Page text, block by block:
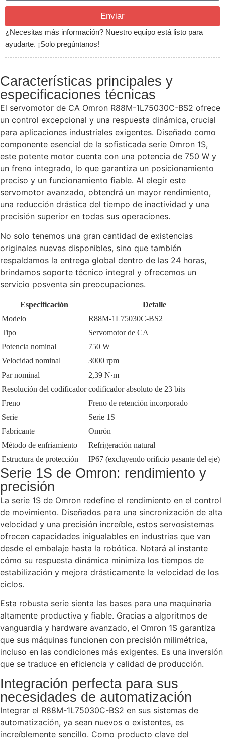
Enviar
¿Necesitas más información? Nuestro equipo está listo para
ayudarte. ¡Solo pregúntanos!
Características principales y
especificaciones técnicas
El servomotor de CA Omron R88M-1L75030C-BS2 ofrece
un control excepcional y una respuesta dinámica, crucial
para aplicaciones industriales exigentes. Diseñado como
componente esencial de la sofisticada serie Omron 1S,
este potente motor cuenta con una potencia de 750 W y
un freno integrado, lo que garantiza un posicionamiento
preciso y un funcionamiento fiable. Al elegir este
servomotor avanzado, obtendrá un mayor rendimiento,
una reducción drástica del tiempo de inactividad y una
precisión superior en todas sus operaciones.
No solo tenemos una gran cantidad de existencias
originales nuevas disponibles, sino que también
respaldamos la entrega global dentro de las 24 horas,
brindamos soporte técnico integral y ofrecemos un
servicio posventa sin preocupaciones.
Especificación
Detalle
Modelo
R88M-1L75030C-BS2
Tipo
Servomotor de CA
Potencia nominal
750 W
Velocidad nominal
3000 rpm
Par nominal
2,39 N·m
Resolución del codificador codificador absoluto de 23 bits
Freno
Freno de retención incorporado
Serie
Serie 1S
Fabricante
Omrón
Método de enfriamiento
Refrigeración natural
Estructura de protección
IP67 (excluyendo orificio pasante del eje)
Serie 1S de Omron: rendimiento y
precisión
La serie 1S de Omron redefine el rendimiento en el control
de movimiento. Diseñados para una sincronización de alta
velocidad y una precisión increíble, estos servosistemas
ofrecen capacidades inigualables en industrias que van
desde el embalaje hasta la robótica. Notará al instante
cómo su respuesta dinámica minimiza los tiempos de
estabilización y mejora drásticamente la velocidad de los
ciclos.
Esta robusta serie sienta las bases para una maquinaria
altamente productiva y fiable. Gracias a algoritmos de
vanguardia y hardware avanzado, el Omron 1S garantiza
que sus máquinas funcionen con precisión milimétrica,
incluso en las condiciones más exigentes. Es una inversión
que se traduce en eficiencia y calidad de producción.
Integración perfecta para sus
necesidades de automatización
Integrar el R88M-1L75030C-BS2 en sus sistemas de
automatización, ya sean nuevos o existentes, es
increíblemente sencillo. Como producto clave del